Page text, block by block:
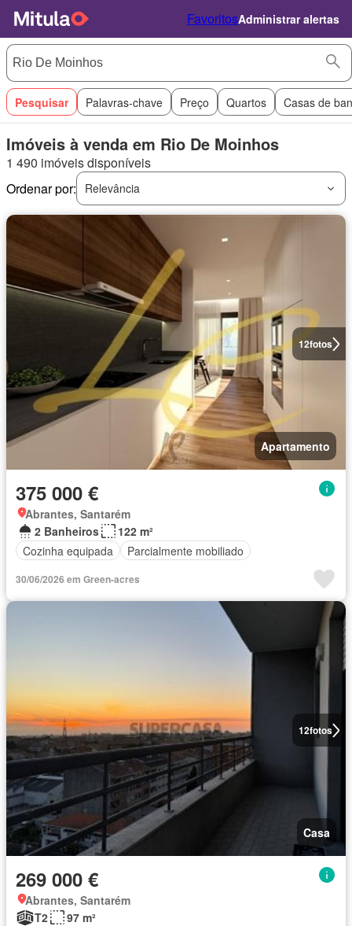
FavoritosAdministrar alertas
Pesquisar Palavras-chave Preço Quartos Casas de
Imóveis à venda em Rio De Moinhos
1 490 imóveis disponíveis
Ordenar por:
Relevância
12fotos
Apartamento
375 000 €
Abrantes, Santarém
2 Banheiros
122 m²
Cozinha equipada
Parcialmente mobiliado
30/06/2026 em Green-acres
12fotos
Casa
269 000 €
Abrantes, Santarém
T2
97 m²